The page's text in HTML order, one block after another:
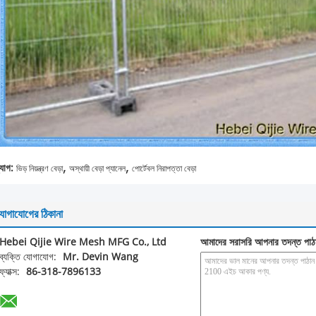
ভিড় নিয়ন্ত্রণ বেড়া, অস্থায়ী বেড়া প্যানেল, পোর্টেবল নিরাপত্তা বেড়া
ঠিকানা
Hebei Qijie Wire Mesh MFG Co., Ltd
ব্যক্তি যোগাযোগ:
Mr. Devin Wang
ফ্যাক্স: 86-318-7896133
আমাদের সরাসরি আপনার তদন্ত